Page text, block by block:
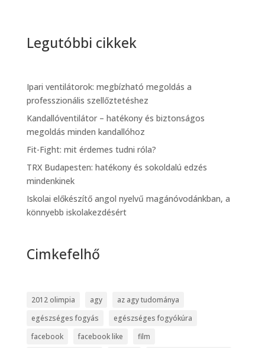
Legutóbbi cikkek
Ipari ventilátorok: megbízható megoldás a
professzionális szellőztetéshez
Kandallóventilátor – hatékony és biztonságos
megoldás minden kandallóhoz
Fit-Fight: mit érdemes tudni róla?
TRX Budapesten: hatékony és sokoldalú edzés
mindenkinek
Iskolai előkészítő angol nyelvű magánóvodánkban, a
könnyebb iskolakezdésért
Cimkefelhő
2012 olimpia agy
az agy tudománya
egészséges fogyás
egészséges fogyókúra
facebook
facebook like
film